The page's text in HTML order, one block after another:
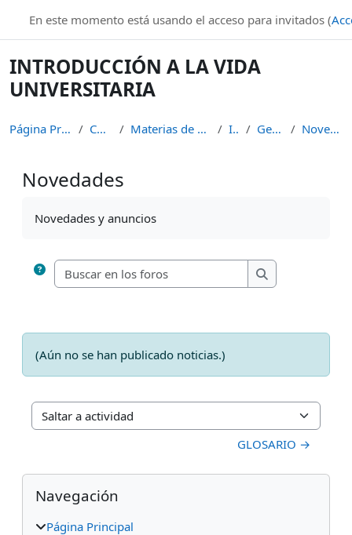
En este momento está usando el acceso para invitados (
INTRODUCCIÓN A LA VIDA
UNIVERSITARIA
Página Principal Cursos Materias de Pregrado IVU General Novedades
Novedades
Novedades y anuncios
Buscar en los foros
Buscar en los
(Aún no se han publicado noticias.)
Saltar a actividad
GLOSARIO →
Bloques
Salta Navegación
Navegación
Página Principal